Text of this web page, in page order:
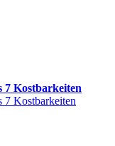
7 Kostbarkeiten